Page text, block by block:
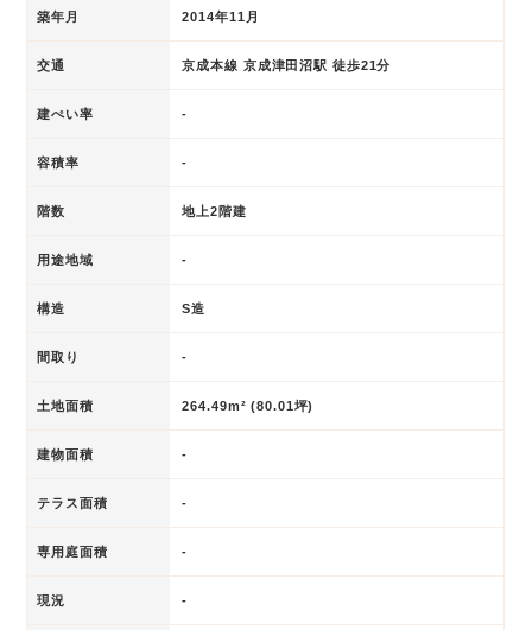
築年月 2014年11月
交通 京成本線 京成津田沼駅 徒歩21分
建ぺい率 -
容積率 -
階数 地上2階建
用途地域 -
構造 S造
間取り -
土地面積 264.49m² (80.01坪)
建物面積 -
テラス面積 -
専用庭面積 -
現況 -